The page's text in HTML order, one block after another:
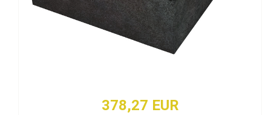
378,27 EUR